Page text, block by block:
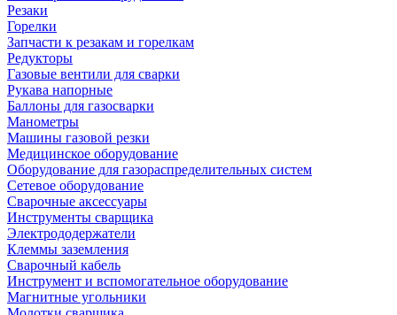
Резаки
Горелки
Запчасти к резакам и горелкам
Редукторы
Газовые вентили для сварки
Рукава напорные
Баллоны для газосварки
Манометры
Машины газовой резки
Медицинское оборудование
Оборудование для газораспределительных систем
Сетевое оборудование
Сварочные аксессуары
Инструменты сварщика
Электрододержатели
Клеммы заземления
Сварочный кабель
Инструмент и вспомогательное оборудование
Магнитные угольники